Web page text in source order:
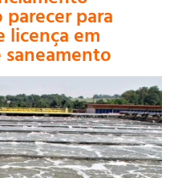
para
licença em